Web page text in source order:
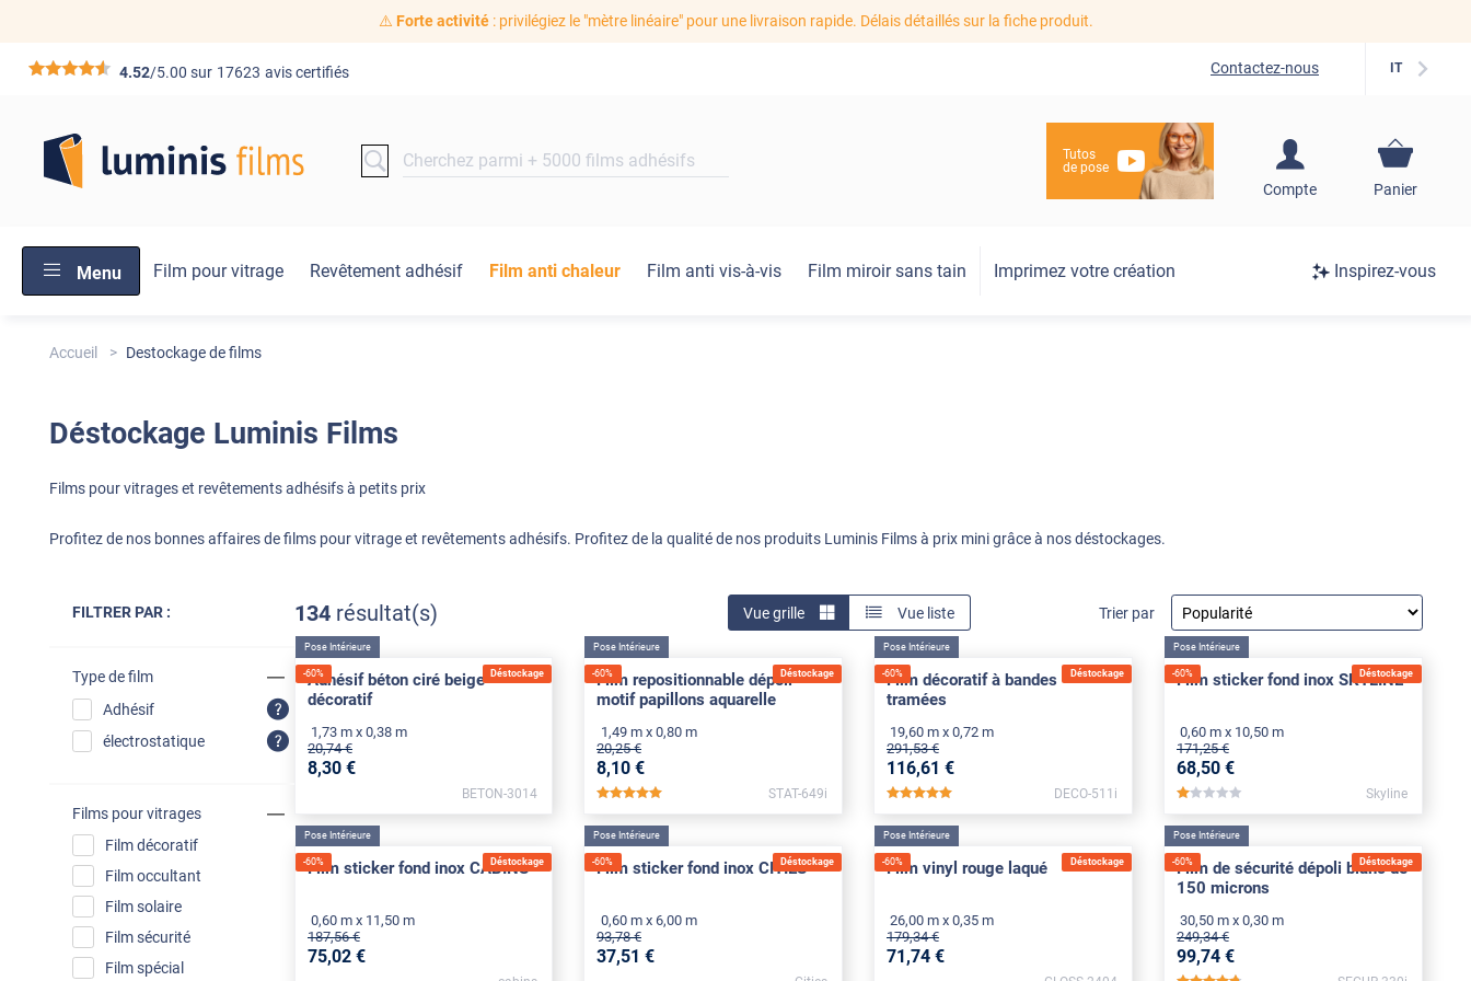
⚠️ Forte activité: privilégiez le "mètre linéaire" pour une livraison rapide. Délais détaillés sur la fiche produit.
*****4.52/5.00 sur 17623 avis certifiés Contactez-nous IT
Tutos
de pose
Compte
S'inscrire / Se
Panier
Menu Film pour vitrage Revêtement adhésif Film anti chaleur Film anti vis-à-vis Film miroir sans tain Imprimez votre création Inspirez-vous
Accueil Destockage de films
Déstockage Luminis Films
Films pour vitrages et revêtements adhésifs à petits prix
Profitez de nos bonnes affaires de films pour vitrage et revêtements adhésifs. Profitez de la qualité de nos produits Luminis Films à prix mini grâce à nos déstockages.
FILTRER PAR :
Type de film
Adhésif
électrostatique
Films pour vitrages
Film décoratif
Film occultant
Film solaire
Film sécurité
Film spécial
134 résultat(s) Vue grille Vue liste Trier par
Déstockage
-60%
Pose Intérieure
Adhésif béton ciré beige
décoratif
1,73 m x 0,38 m
20,74 €
8,30 €
BETON-3014
Déstockage
-60%
Pose Intérieure
Film repositionnable dépoli
motif papillons aquarelle
1,49 m x 0,80 m
20,25 €
8,10 €
STAT-649i
Déstockage
-60%
Pose Intérieure
Film décoratif à bandes
tramées
19,60 m x 0,72 m
291,53 €
116,61 €
DECO-511i
Déstockage
-60%
Pose Intérieure
Film sticker fond inox SKYLINE
0,60 m x 10,50 m
171,25 €
68,50 €
***** Skyline
Déstockage
-60%
Pose Intérieure
Film sticker fond inox CABINS
0,60 m x 11,50 m
187,56 €
75,02 €
Déstockage
-60%
Pose Intérieure
Film sticker fond inox CITIES
0,60 m x 6,00 m
93,78 €
37,51 €
Déstockage
-60%
Pose Intérieure
Film vinyl rouge laqué
26,00 m x 0,35 m
179,34 €
71,74 €
Déstockage
-60%
Pose Intérieure
Film de sécurité dépoli blanc de
150 microns
30,50 m x 0,30 m
249,34 €
99,74 €